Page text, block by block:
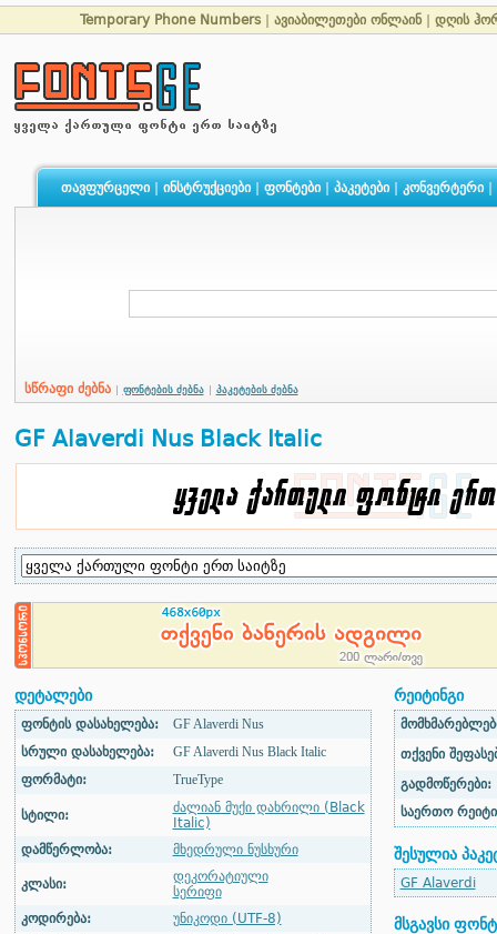
Temporary Phone Numbers ავიაბილეთები ონლაინ დღის
თავფურცელი| ინსტრუქციები| ფონტები| პაკეტები| კონვერტერი|
სწრაფი ძებნა ფონტების ძებნა პაკეტების ძებნა
GF Alaverdi Nus Black Italic
დეტალები
ფონტის დასახელება:
GF Alaverdi Nus
სრული დასახელება:
GF Alaverdi Nus Black Italic
ფორმატი:
TrueType
სტილი:
ძალიან მუქი დახრილი (Black
Italic)
დამწერლობა:
მხედრული ნუსხური
კლასი:
დეკორატიული
სერიფი
კოდირება:
უნიკოდი (UTF-8)
რეიტინგი
თქვენი
გადმოწერები:
საერთო
შესულია
GF Alaverdi
მსგავსი